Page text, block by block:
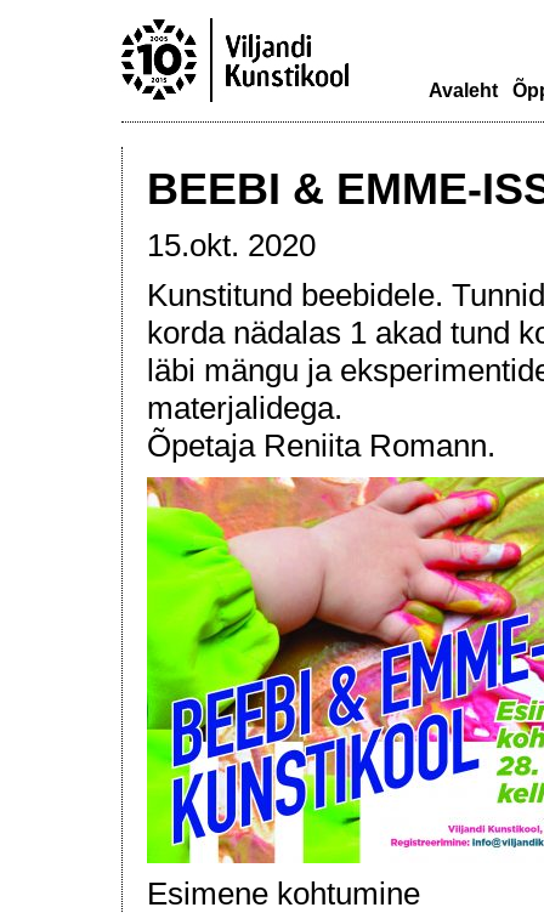
Avaleht
BEEBI & EMME-
15.okt. 2020
Kunstitund beebidele.
korda nädalas 1 akad tund
läbi mängu ja
materjalidega.
Õpetaja Reniita Romann.
Esimene kohtumine